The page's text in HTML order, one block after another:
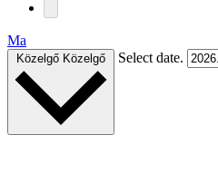
Ma
Közelgő Közelgő Select date.